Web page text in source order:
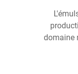
domaine